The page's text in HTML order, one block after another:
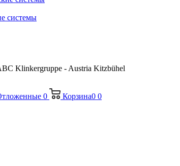
системы
Klinkergruppe - Austria Kitzbühel
0 Корзина0 0